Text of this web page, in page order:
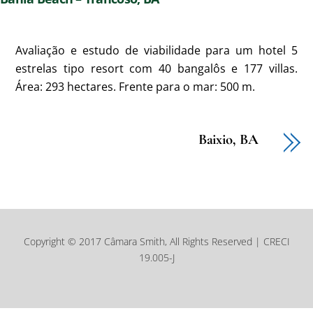
Avaliação e estudo de viabilidade para um hotel 5
estrelas tipo resort com 40 bangalôs e 177 villas.
Área: 293 hectares. Frente para o mar: 500 m.
Baixio, BA
Copyright © 2017 Câmara Smith, All Rights Reserved | CRECI
19.005-J